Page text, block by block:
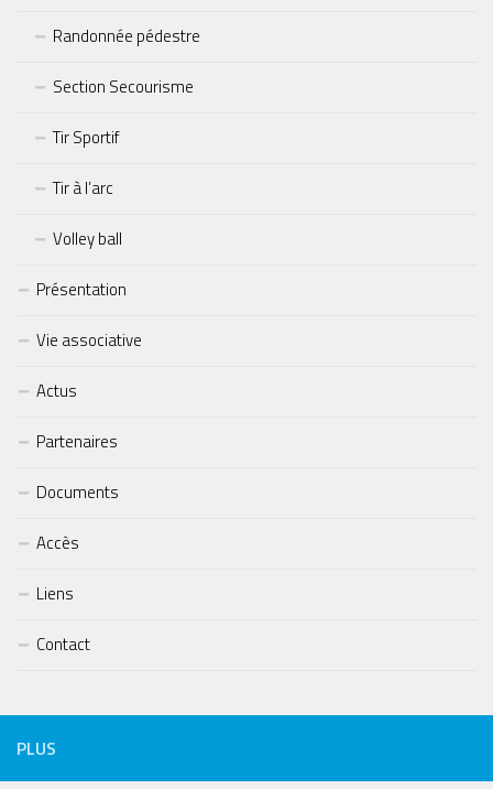
Randonnée pédestre
Section Secourisme
Tir Sportif
Tir à l’arc
Volley ball
Présentation
Vie associative
Actus
Partenaires
Documents
Accès
Liens
Contact
PLUS